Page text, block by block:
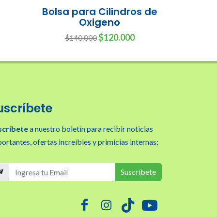
Bolsa para Cilindros de
Oxigeno
$140.000$120.000
a nuestro boletín para recibir noticias
ofertas increíbles y primicias internas:
Suscríbete